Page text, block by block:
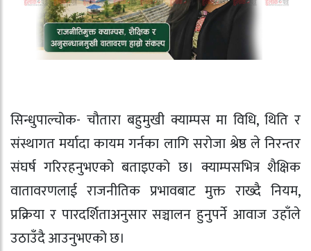
सिन्धुपाल्चोक- चौतारा बहुमुखी क्याम्पसमा विधि, थिति र
संस्थागत मर्यादा कायम गर्नका लागिसरोजा श्रेष्ठले निरन्तर
संघर्ष गरिरहनुभएको बताइएको छ। क्याम्पसभित्र शैक्षिक
वातावरणलाई राजनीतिक प्रभावबाट मुक्त राख्दै नियम,
प्रक्रिया र पारदर्शिताअनुसार सञ्चालन हुनुपर्ने आवाज उहाँले
उठाउँदै आउनुभएको छ।